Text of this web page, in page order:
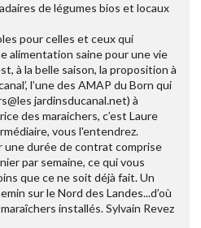
de légumes bios et locaux
pour celles et ceux qui
alimentation saine pour une vie
à la belle saison, la proposition à
l’une des AMAP du Born qui
jardinsducanal.net) à
des maraichers, c’est Laure
vous l'entendrez.
une durée de contrat comprise
par semaine, ce qui vous
que ce ne soit déjà fait. Un
sur le Nord des Landes...d’où
installés. Sylvain Revez